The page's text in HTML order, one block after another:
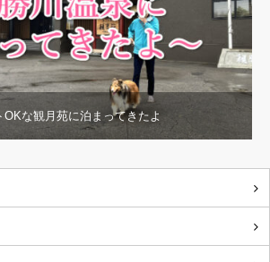
な観月苑に泊まってきたよ